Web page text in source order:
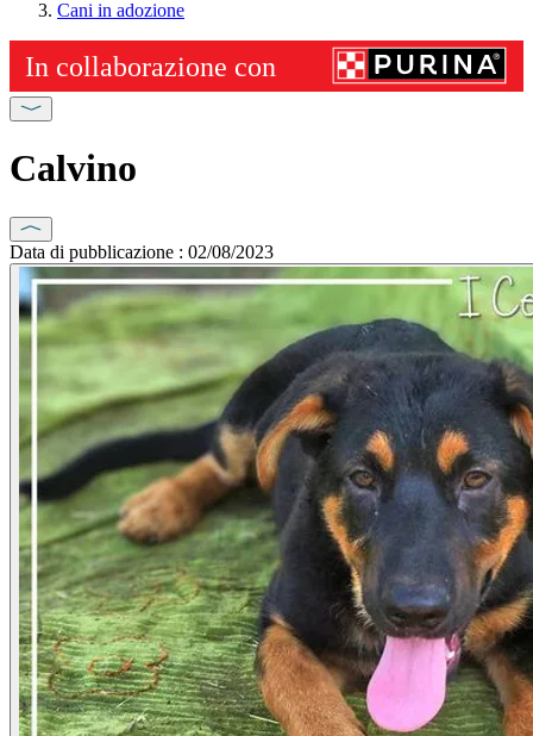
Cani in adozione
Calvino
Data di pubblicazione : 02/08/2023